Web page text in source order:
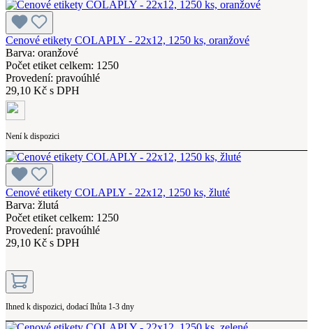
Cenové etikety COLAPLY - 22x12, 1250 ks, oranžové
Barva: oranžové
Počet etiket celkem: 1250
Provedení: pravoúhlé
29,10 Kč s DPH
Není k dispozici
Cenové etikety COLAPLY - 22x12, 1250 ks, žluté
Barva: žlutá
Počet etiket celkem: 1250
Provedení: pravoúhlé
29,10 Kč s DPH
Ihned k dispozici, dodací lhůta 1-3 dny